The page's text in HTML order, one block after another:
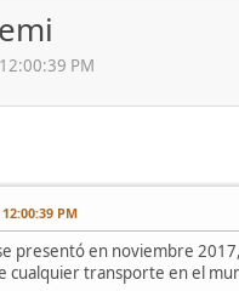
PM
PM
presentó en noviembre
cualquier transporte en el